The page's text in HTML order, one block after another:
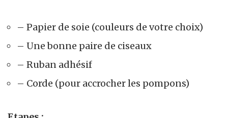
– Papier de soie (couleurs de votre choix)
– Une bonne paire de ciseaux
– Ruban adhésif
– Corde (pour accrocher les pompons)